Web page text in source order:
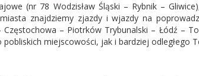
(nr 78 Wodzisław Śląski – Rybnik –
znajdziemy zjazdy i wjazdy na
Częstochowa – Piotrków Trybunalski – Łódź –
miejscowości, jak i bardziej odległego